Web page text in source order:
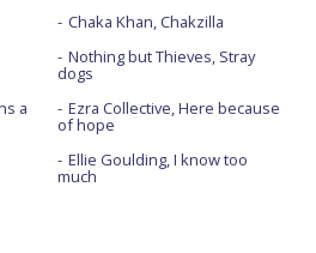
a
Chaka Khan, Chakzilla
Nothing but Thieves, Stray
dogs
Ezra Collective, Here because
of hope
Ellie Goulding, I know too
much